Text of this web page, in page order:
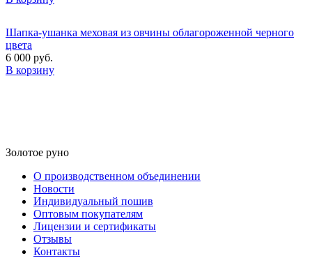
Шапка-ушанка меховая из овчины облагороженной черного
цвета
6 000 руб.
В корзину
Золотое руно
О производственном объединении
Новости
Индивидуальный пошив
Оптовым покупателям
Лицензии и сертификаты
Отзывы
Контакты